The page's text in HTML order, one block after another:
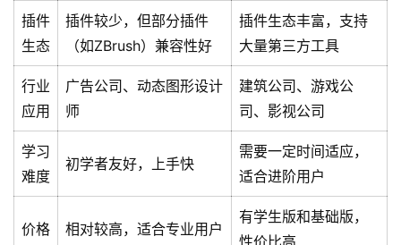
首
页
文
插件
生态
插件较少，但部分插件
（如ZBrush）兼容性好
插件生态丰富，支持
大量第三方工具
行业
应用
广告公司、动态图形设计
师
建筑公司、游戏公
司、影视公司
学习
难度
初学者友好，上手快
需要一定时间适应，
适合进阶用户
价格 相对较高，适合专业用户
有学生版和基础版，